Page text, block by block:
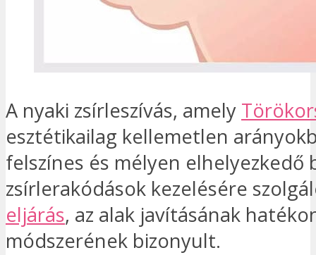
A nyaki zsírleszívás, amely
esztétikailag kellemetlen
felszínes és mélyen elhelyezkedő
zsírlerakódások kezelésére
eljárás, az alak javításának
módszerének bizonyult.